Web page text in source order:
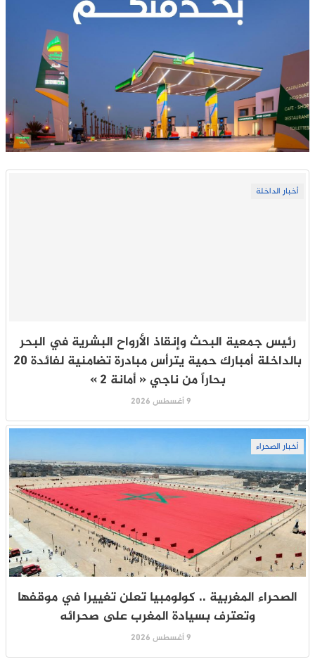
أخبار الداخلة
رئيس جمعية البحث وإنقاذ الأرواح البشرية في البحر
بالداخلة أمبارك حمية يترأس مبادرة تضامنية لفائدة 20
بحاراً من ناجي « أمانة 2 »
9 أغسطس 2026
أخبار الصحراء
الصحراء المغربية .. كولومبيا تعلن تغييرا في موقفها
وتعترف بسيادة المغرب على صحرائه
9 أغسطس 2026